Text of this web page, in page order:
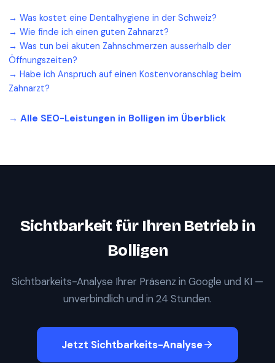
→ Was kostet eine Dentalhygiene in der Schweiz?
→ Wie finde ich einen guten Zahnarzt?
→ Was tun bei akuten Zahnschmerzen ausserhalb der
Öffnungszeiten?
→ Habe ich Anspruch auf einen Kostenvoranschlag beim
Zahnarzt?
→ Alle SEO-Leistungen in Bolligen im Überblick
Sichtbarkeit für Ihren Betrieb in
Bolligen
Sichtbarkeits-Analyse Ihrer Präsenz in Google und KI —
unverbindlich und in 24 Stunden.
Jetzt Sichtbarkeits-Analyse